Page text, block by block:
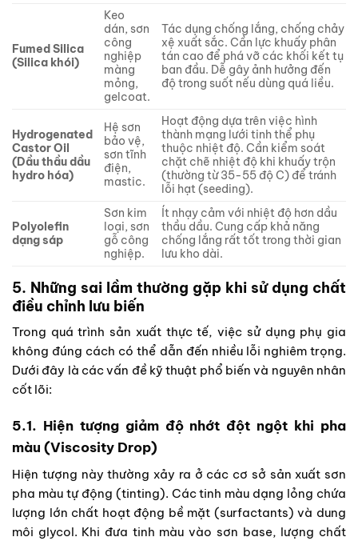
Fumed Silica
(Silica khói)
Keo
dán, sơn
công
nghiệp
màng
mỏng,
gelcoat.
Tác dụng chống lắng, chống chảy
xệ xuất sắc. Cần lực khuấy phân
tán cao để phá vỡ các khối kết tụ
ban đầu. Dễ gây ảnh hưởng đến
độ trong suốt nếu dùng quá liều.
Hydrogenated
Castor Oil
(Dầu thầu dầu
hydro hóa)
Hệ sơn
bảo vệ,
sơn tĩnh
điện,
mastic.
Hoạt động dựa trên việc hình
thành mạng lưới tinh thể phụ
thuộc nhiệt độ. Cần kiểm soát
chặt chẽ nhiệt độ khi khuấy trộn
(thường từ 35-55 độ C) để tránh
lỗi hạt (seeding).
Polyolefin
dạng sáp
Sơn kim
loại, sơn
gỗ công
nghiệp.
Ít nhạy cảm với nhiệt độ hơn dầu
thầu dầu. Cung cấp khả năng
chống lắng rất tốt trong thời gian
lưu kho dài.
5. Những sai lầm thường gặp khi sử dụng chất
điều chỉnh lưu biến
Trong quá trình sản xuất thực tế, việc sử dụng phụ gia
không đúng cách có thể dẫn đến nhiều lỗi nghiêm trọng.
Dưới đây là các vấn đề kỹ thuật phổ biến và nguyên nhân
cốt lõi:
5.1. Hiện tượng giảm độ nhớt đột ngột khi pha
màu (Viscosity Drop)
Hiện tượng này thường xảy ra ở các cơ sở sản xuất sơn
pha màu tự động (tinting). Các tinh màu dạng lỏng chứa
lượng lớn chất hoạt động bề mặt (surfactants) và dung
môi glycol. Khi đưa tinh màu vào sơn base, lượng chất